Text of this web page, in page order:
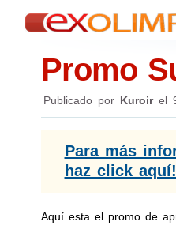
Promo
Publicado por Kuroirel
Para más
haz click aquí!
Aquí esta el promo de